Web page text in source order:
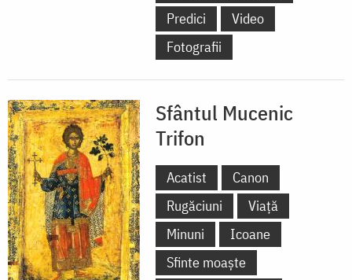
Predici
Video
Fotografii
Sfântul Mucenic
Trifon
Acatist
Canon
Rugăciuni
Viață
Minuni
Icoane
Sfinte moaște